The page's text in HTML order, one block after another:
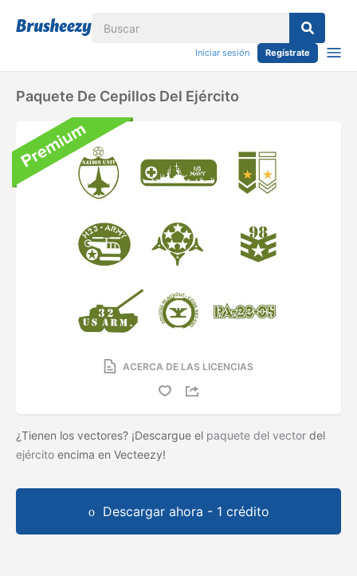
Iniciar sesión Regístrate
Paquete De Cepillos Del Ejército
ACERCA DE LAS LICENCIAS
¿Tienen los vectores? ¡Descargue el paquete del vector del
ejército encima en Vecteezy!
Descargar ahora - 1 crédito